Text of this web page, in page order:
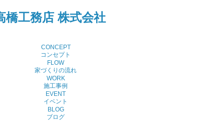
CONCEPT
コンセプト
FLOW
家づくりの流れ
WORK
施工事例
EVENT
イベント
BLOG
ブログ